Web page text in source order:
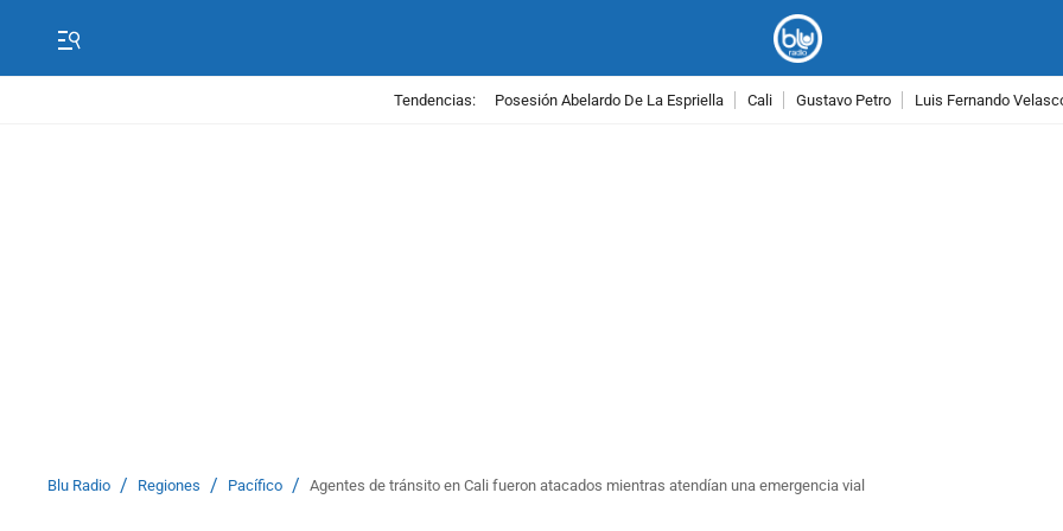
Tendencias: Posesión Abelardo De La Espriella Cali Gustavo Petro Luis Fernando
Blu Radio / Regiones / Pacífico / Agentes de tránsito en Cali fueron atacados mientras atendían una emergencia vial